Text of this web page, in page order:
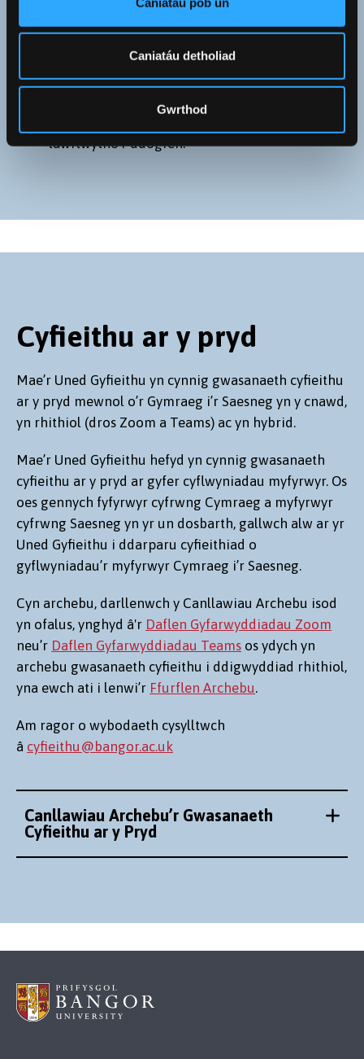
Caniatáu detholiad
Gwrthod
troi’n WYRDD ac fe gewch neges e-bost yn gofyn
i chi fewngofnodi i’r system i lawrlwytho eich
Ar ôl agor y project a bydd dolen at y ddogfen
lawrlwytho’r ddogfen.
Cyfieithu ar y pryd
Mae’r Uned Gyfieithu yn cynnig gwasanaeth cyfieithu
ar y pryd mewnol o’r Gymraeg i’r Saesneg yn y cnawd,
yn rhithiol (dros Zoom a Teams) ac yn hybrid.
Mae’r Uned Gyfieithu hefyd yn cynnig gwasanaeth
cyfieithu ar y pryd ar gyfer cyflwyniadau myfyrwyr. Os
oes gennych fyfyrwyr cyfrwng Cymraeg a myfyrwyr
cyfrwng Saesneg yn yr un dosbarth, gallwch alw ar yr
Uned Gyfieithu i ddarparu cyfieithiad o
gyflwyniadau’r myfyrwyr Cymraeg i’r Saesneg.
Cyn archebu, darllenwch y Canllawiau Archebu isod
yn ofalus, ynghyd â'r Daflen Gyfarwyddiadau Zoom
neu’r Daflen Gyfarwyddiadau Teams os ydych yn
archebu gwasanaeth cyfieithu i ddigwyddiad rhithiol,
yna ewch ati i lenwi’r Ffurflen Archebu.
Am ragor o wybodaeth cysylltwch
â cyfieithu@bangor.ac.uk
Canllawiau Archebu’r Gwasanaeth
Cyfieithu ar y Pryd